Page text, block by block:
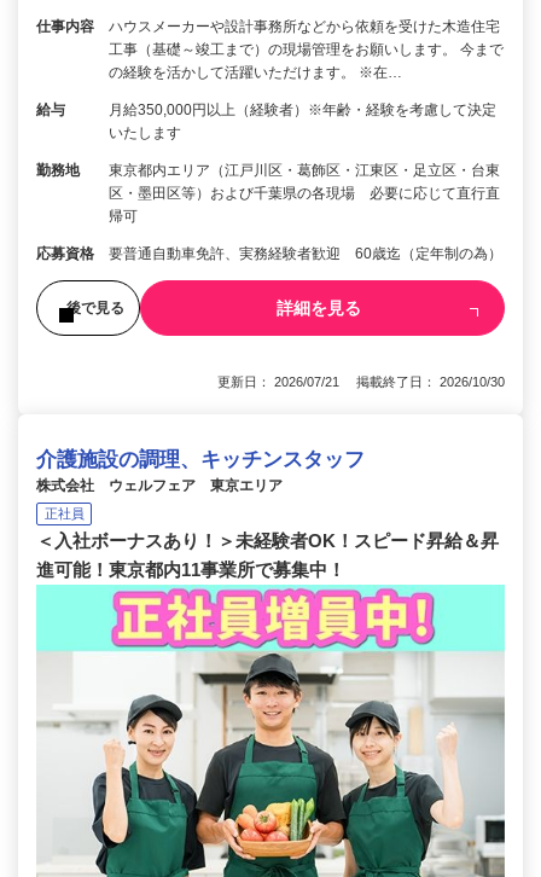
仕事内容
ハウスメーカーや設計事務所などから依頼を受けた木造住宅
工事（基礎～竣工まで）の現場管理をお願いします。 今まで
の経験を活かして活躍いただけます。 ※在…
給与
月給350,000円以上（経験者）※年齢・経験を考慮して決定
いたします
勤務地
東京都内エリア（江戸川区・葛飾区・江東区・足立区・台東
区・墨田区等）および千葉県の各現場 必要に応じて直行直
帰可
応募資格 要普通自動車免許、実務経験者歓迎 60歳迄（定年制の為）
後で見る 詳細を見る
更新日： 2026/07/21 掲載終了日： 2026/10/30
介護施設の調理、キッチンスタッフ
株式会社 ウェルフェア 東京エリア
正社員
＜入社ボーナスあり！＞未経験者OK！スピード昇給＆昇
進可能！東京都内11事業所で募集中！